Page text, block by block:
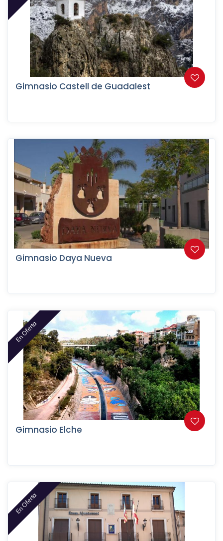
Gimnasio Castell de Guadalest
Gimnasio Daya Nueva
En Oferta
Gimnasio Elche
En Oferta